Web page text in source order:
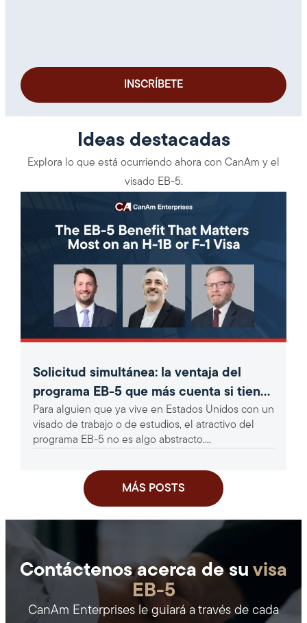
Ideas destacadas
Explora lo que está ocurriendo ahora con CanAm y el
visado EB-5.
Solicitud simultánea: la ventaja del
programa EB-5 que más cuenta si tienes
un visado H-1B o F-1
Para alguien que ya vive en Estados Unidos con un
visado de trabajo o de estudios, el atractivo del
programa EB-5 no es algo abstracto....
MÁS POSTS
Contáctenos acerca de su visa
EB-5
CanAm Enterprises le guiará a través de cada